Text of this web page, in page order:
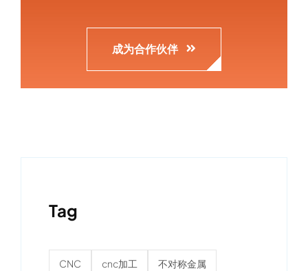
成为合作伙伴
Tag
CNC cnc加工 不对称金属